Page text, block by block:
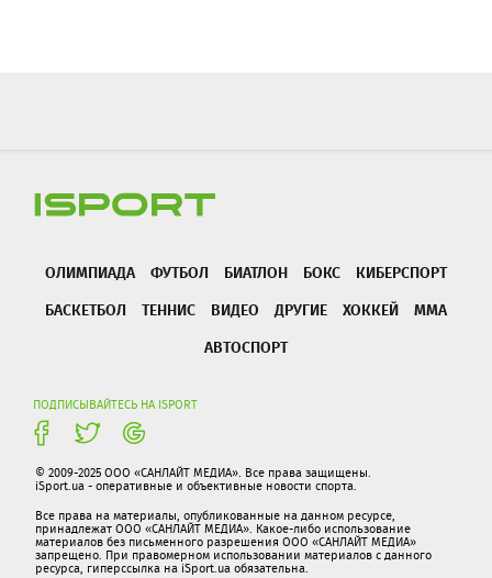
ОЛИМПИАДА ФУТБОЛ БИАТЛОН БОКС
КИБЕРСПОРТ
БАСКЕТБОЛ
ТЕННИС ВИДЕО ДРУГИЕ ХОККЕЙ
ММА
АВТОСПОРТ
ПОДПИСЫВАЙТЕСЬ НА ISPORT
© 2009-2025 ООО «САНЛАЙТ МЕДИА». Все права защищены.
iSport.ua - оперативные и объективные новости спорта.
Все права на материалы, опубликованные на данном ресурсе,
принадлежат ООО «САНЛАЙТ МЕДИА». Какое-либо использование
материалов без письменного разрешения ООО «САНЛАЙТ МЕДИА»
запрещено. При правомерном использовании материалов с данного
ресурса, гиперссылка на iSport.ua обязательна.